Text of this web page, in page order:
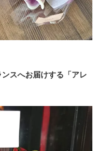
スへお届けする「アレ